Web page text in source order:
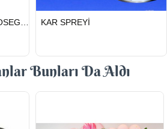
GÖNDERİ
KAR SPREYİ
Bunları Da Aldı